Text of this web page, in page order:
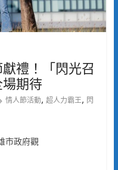
禮！「閃光召
期待
情人節活動, 超人力霸王, 閃
市政府觀